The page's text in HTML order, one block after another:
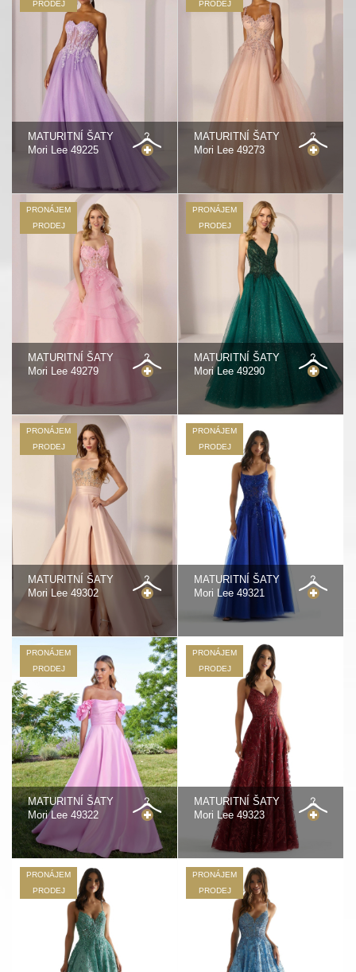
PRODEJ
MATURITNÍ ŠATY
Mori Lee 49225
PRODEJ
MATURITNÍ ŠATY
Mori Lee 49273
PRONÁJEM
PRODEJ
MATURITNÍ ŠATY
Mori Lee 49279
PRONÁJEM
PRODEJ
MATURITNÍ ŠATY
Mori Lee 49290
PRONÁJEM
PRODEJ
MATURITNÍ ŠATY
Mori Lee 49302
PRONÁJEM
PRODEJ
MATURITNÍ ŠATY
Mori Lee 49321
PRONÁJEM
PRODEJ
MATURITNÍ ŠATY
Mori Lee 49322
PRONÁJEM
PRODEJ
MATURITNÍ ŠATY
Mori Lee 49323
PRONÁJEM
PRODEJ
PRONÁJEM
PRODEJ